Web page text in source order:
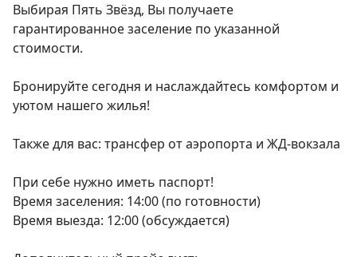
Выбирая Пять Звёзд, Вы получаете
гарантированное заселение по указанной
стоимости.
Бронируйте сегодня и наслаждайтесь комфортом и
уютом нашего жилья!
Также для вас: трансфер от аэропорта и ЖД-вокзала
При себе нужно иметь паспорт!
Время заселения: 14:00 (по готовности)
Время выезда: 12:00 (обсуждается)